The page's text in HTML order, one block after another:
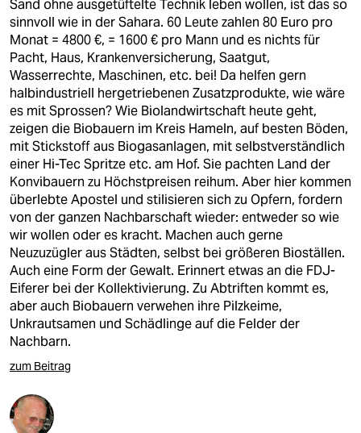
Sand ohne ausgetüftelte Technik leben wollen, ist das so
sinnvoll wie in der Sahara. 60 Leute zahlen 80 Euro pro
Monat = 4800 €, = 1600 € pro Mann und es nichts für
Pacht, Haus, Krankenversicherung, Saatgut,
Wasserrechte, Maschinen, etc. bei! Da helfen gern
halbindustriell hergetriebenen Zusatzprodukte, wie wäre
es mit Sprossen? Wie Biolandwirtschaft heute geht,
zeigen die Biobauern im Kreis Hameln, auf besten Böden,
mit Stickstoff aus Biogasanlagen, mit selbstverständlich
einer Hi-Tec Spritze etc. am Hof. Sie pachten Land der
Konvibauern zu Höchstpreisen reihum. Aber hier kommen
überlebte Apostel und stilisieren sich zu Opfern, fordern
von der ganzen Nachbarschaft wieder: entweder so wie
wir wollen oder es kracht. Machen auch gerne
Neuzuzügler aus Städten, selbst bei größeren Bioställen.
Auch eine Form der Gewalt. Erinnert etwas an die FDJ-
Eiferer bei der Kollektivierung. Zu Abtriften kommt es,
aber auch Biobauern verwehen ihre Pilzkeime,
Unkrautsamen und Schädlinge auf die Felder der
Nachbarn.
zum Beitrag